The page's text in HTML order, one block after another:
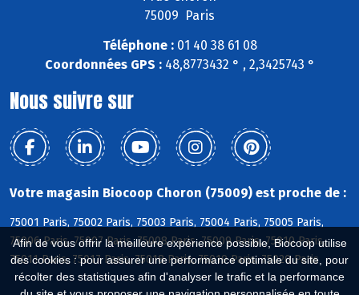
Afin de vous offrir la meilleure expérience possible, Biocoop utilise
des cookies : pour assurer une performance optimale du site, pour
récolter des statistiques afin d'analyser le trafic et la performance
75009 Paris
Téléphone :01 40 38 61 08
Coordonnées GPS :48,8773432 ° , 2,3425743 °
Nous suivre sur
Votre magasin Biocoop Choron (75009) est proche de :
75001 Paris, 75002 Paris, 75003 Paris, 75004 Paris, 75005 Paris,
75006 Paris, 75007 Paris, 75008 Paris, 75009 Paris, 75010 Paris,
75011 Paris, 75017 Paris, 75018 Paris, 75019 Paris, 75020 Paris